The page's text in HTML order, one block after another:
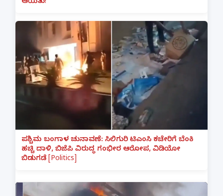
ಆಯಿತು!
ಪಶ್ಚಿಮ ಬಂಗಾಳ ಚುನಾವಣೆ: ಸಿಲಿಗುರಿ ಟಿಎಂಸಿ ಕಚೇರಿಗೆ ಬೆಂಕಿ
ಹಚ್ಚಿ ದಾಳಿ, ಬಿಜೆಪಿ ವಿರುದ್ಧ ಗಂಭೀರ ಆರೋಪ, ವಿಡಿಯೋ
ಬಿಡುಗಡೆ [Politics]